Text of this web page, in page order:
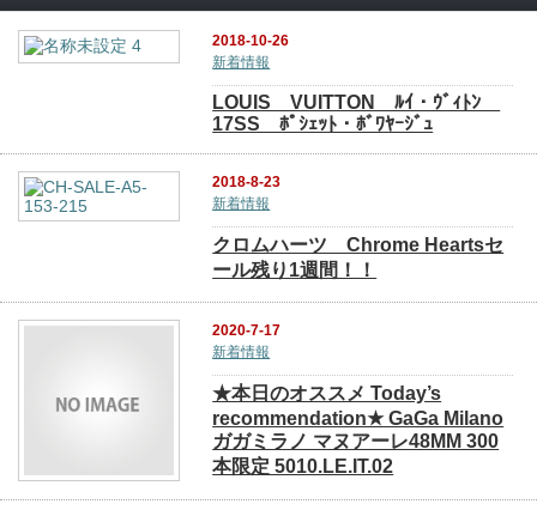
2018-10-26
新着情報
LOUIS VUITTON ﾙｲ・ｳﾞｨﾄﾝ
17SS ﾎﾟｼｪｯﾄ・ﾎﾞﾜﾔｰｼﾞｭ
2018-8-23
新着情報
クロムハーツ Chrome Heartsセ
ール残り1週間！！
2020-7-17
新着情報
★本日のオススメ Today’s
recommendation★ GaGa Milano
ガガミラノ マヌアーレ48MM 300
本限定 5010.LE.IT.02